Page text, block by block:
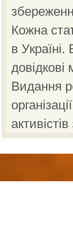
Кожна
в
довідкові
Видання